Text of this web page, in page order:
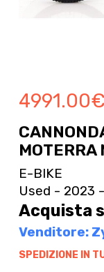
4991.00€
MOTERRA
E-BIKE
Used - 2023
Acquista
Venditore:
SPEDIZIONE IN